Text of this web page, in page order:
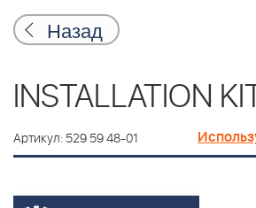
Назад
INSTALLATION
Артикул: 529 59 48-01